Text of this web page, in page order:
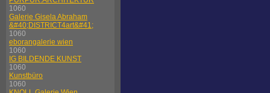
1060
Galerie Gisela Abraham
&#40;DISTRICT4art&#41;
1060
eborangalerie wien
1060
IG BILDENDE KUNST
1060
Kunstbüro
1060